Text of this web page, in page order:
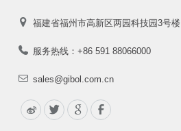
福建省福州市高新区两园科技园3号楼
服务热线：+86 591 88066000
sales@gibol.com.cn